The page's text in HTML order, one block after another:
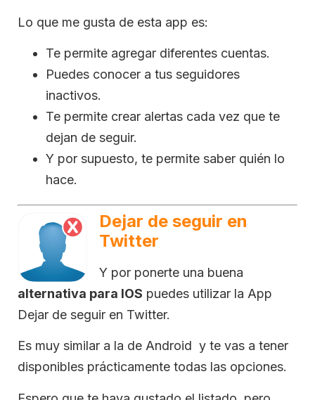
Lo que me gusta de esta app es:
Te permite agregar diferentes cuentas.
Puedes conocer a tus seguidores
inactivos.
Te permite crear alertas cada vez que te
dejan de seguir.
Y por supuesto, te permite saber quién lo
hace.
Dejar de seguir en
Twitter
Y por ponerte una buena
alternativa para IOS puedes utilizar la App
Dejar de seguir en Twitter.
Es muy similar a la de Android y te vas a tener
disponibles prácticamente todas las opciones.